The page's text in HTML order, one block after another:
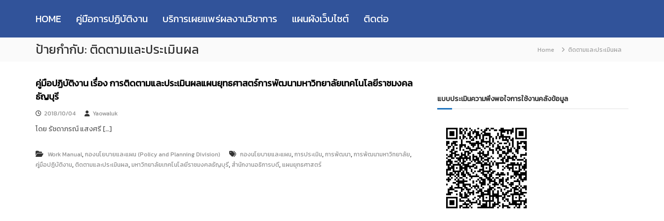
p
M
T
T
e
s
e
a
r
c
h
R
e
ห
วิ
ท
ลั
ย
เ
โ
โ
ล
HOME คู่มือการปฏิบัติงาน บริการเผยแพร่ผลงานวิชาการ แผนผังเว็บไซต์ ติดต่อ
ป้ายกำกับ: ติดตามและประเมินผล Home ติดตามและประเมินผล
คู่มือปฏิบัติงาน เรื่อง การติดตามและประเมินผลแผนยุทธศาสตร์การพัฒนามหาวิทยาลัยเทคโนโลยีราชมงคล
ธัญบุรี
2018/10/04 Yaowaluk
โดย รัชดาภรณ์ แสงศรี […]
Work Manual,กองนโยบายและแผน (Policy and Planning Division) กองนโยบายและแผน,การประเมิน,การพัฒนา,การพัฒนามหาวิทยาลัย,
คู่มือปฏิบัติงาน,ติดตามและประเมินผล,มหาวิทยาลัยเทคโนโลยีราชมงคลธัญบุรี, สำนักงานอธิการบดี,แผนยุทธศาสตร์
แบบประเมินความพึงพอใจการใช้งานคลังข้อมูล